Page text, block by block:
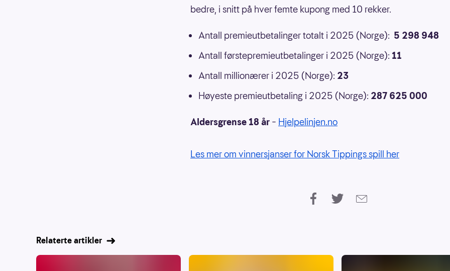
bedre, i snitt på hver femte kupong med 10 rekker.
Antall premieutbetalinger totalt i 2025 (Norge): 5 298 948
Antall førstepremieutbetalinger i 2025 (Norge): 11
Antall millionærer i 2025 (Norge): 23
Høyeste premieutbetaling i 2025 (Norge): 287 625 000
Aldersgrense 18 år – Hjelpelinjen.no
Les mer om vinnersjanser for Norsk Tippings spill her
Relaterte artikler